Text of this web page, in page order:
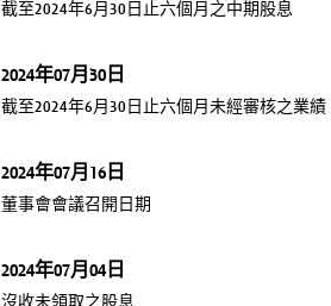
截至2024年6月30日止六個月之中期股息
2024年07月30日
截至2024年6月30日止六個月未經審核之業績
2024年07月16日
董事會會議召開日期
2024年07月04日